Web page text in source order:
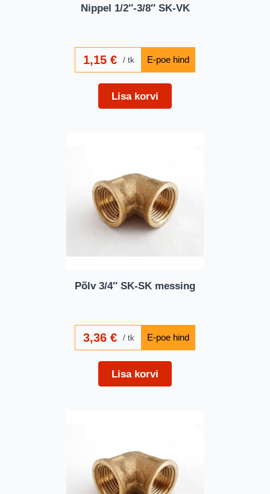
Nippel 1/2″-3/8″ SK-VK
1,15€ tk
Lisa korvi
Põlv 3/4″ SK-SK messing
3,36€ tk
Lisa korvi